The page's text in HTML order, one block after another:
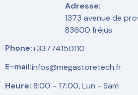
Adresse:
1373 avenue de
83600 fréjus
Phone:+33774150110
E-mail:infos@megastoretech.fr
Heure: 8:00 - 17:00, Lun - Sam